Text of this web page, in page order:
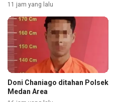
11 jam yang lalu
Doni Chaniago ditahan Polsek
Medan Area